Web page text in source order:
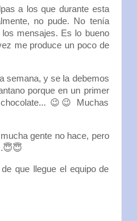
a los que durante esta
no pude. No tenía
mensajes. Es lo bueno
me produce un poco de
semana, y se la debemos
porque en un primer
😉😉 Muchas
gente no hace, pero
que llegue el equipo de